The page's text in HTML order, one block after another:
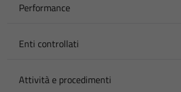
Performance
Enti controllati
Attività e procedimenti